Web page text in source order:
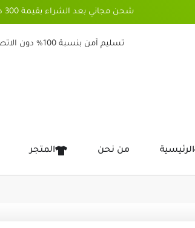
شحن مجاني بعد الشراء بقيمة 300 دولار لجميع دول الخليج
تسليم آمن بنسبة 100% دون الاتصال بالساعي
الرئيسية من نحن المتجر